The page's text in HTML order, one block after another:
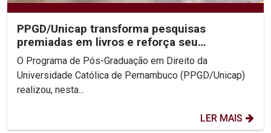
PPGD/Unicap transforma pesquisas
premiadas em livros e reforça seu
protagonismo acadêmico nacional
O Programa de Pós-Graduação em Direito da
Universidade Católica de Pernambuco (PPGD/Unicap)
realizou, nesta...
LER MAIS